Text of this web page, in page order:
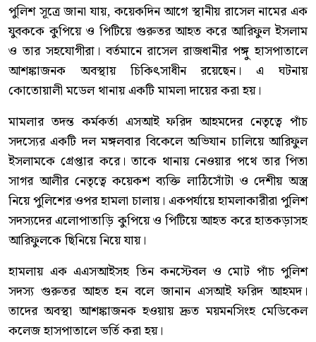
পুলিশ সূত্রে জানা যায়, কয়েকদিন আগে স্থানীয় রাসেল নামের এক
যুবককে কুপিয়ে ও পিটিয়ে গুরুতর আহত করে আরিফুল ইসলাম
ও তার সহযোগীরা। বর্তমানে রাসেল রাজধানীর পঙ্গু হাসপাতালে
আশঙ্কাজনক অবস্থায় চিকিৎসাধীন রয়েছেন। এ ঘটনায়
কোতোয়ালী মডেল থানায় একটি মামলা দায়ের করা হয়।
মামলার তদন্ত কর্মকর্তা এসআই ফরিদ আহমদের নেতৃত্বে পাঁচ
সদস্যের একটি দল মঙ্গলবার বিকেলে অভিযান চালিয়ে আরিফুল
ইসলামকে গ্রেপ্তার করে। তাকে থানায় নেওয়ার পথে তার পিতা
সাগর আলীর নেতৃত্বে কয়েকশ ব্যক্তি লাঠিসোঁটা ও দেশীয় অস্ত্র
নিয়ে পুলিশের ওপর হামলা চালায়। একপর্যায়ে হামলাকারীরা পুলিশ
সদস্যদের এলোপাতাড়ি কুপিয়ে ও পিটিয়ে আহত করে হাতকড়াসহ
আরিফুলকে ছিনিয়ে নিয়ে যায়।
হামলায় এক এএসআইসহ তিন কনস্টেবল ও মোট পাঁচ পুলিশ
সদস্য গুরুতর আহত হন বলে জানান এসআই ফরিদ আহমদ।
তাদের অবস্থা আশঙ্কাজনক হওয়ায় দ্রুত ময়মনসিংহ মেডিকেল
কলেজ হাসপাতালে ভর্তি করা হয়।